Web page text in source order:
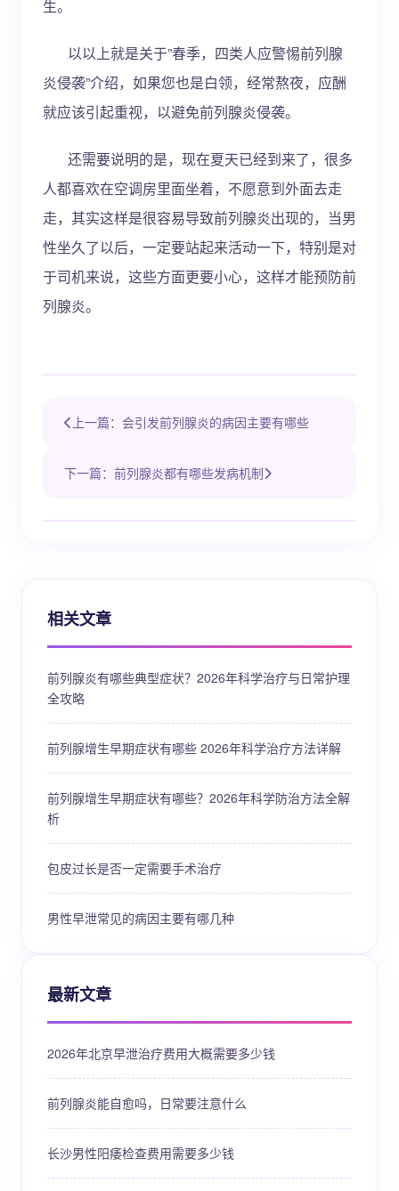
生。
以以上就是关于”春季，四类人应警惕前列腺
炎侵袭”介绍，如果您也是白领，经常熬夜，应酬
就应该引起重视，以避免前列腺炎侵袭。
还需要说明的是，现在夏天已经到来了，很多
人都喜欢在空调房里面坐着，不愿意到外面去走
走，其实这样是很容易导致前列腺炎出现的，当男
性坐久了以后，一定要站起来活动一下，特别是对
于司机来说，这些方面更要小心，这样才能预防前
列腺炎。
上一篇：会引发前列腺炎的病因主要有哪些
下一篇：前列腺炎都有哪些发病机制
相关文章
前列腺炎有哪些典型症状？2026年科学治疗与日常护理
全攻略
前列腺增生早期症状有哪些 2026年科学治疗方法详解
前列腺增生早期症状有哪些？2026年科学防治方法全解
析
包皮过长是否一定需要手术治疗
男性早泄常见的病因主要有哪几种
最新文章
2026年北京早泄治疗费用大概需要多少钱
前列腺炎能自愈吗，日常要注意什么
长沙男性阳痿检查费用需要多少钱